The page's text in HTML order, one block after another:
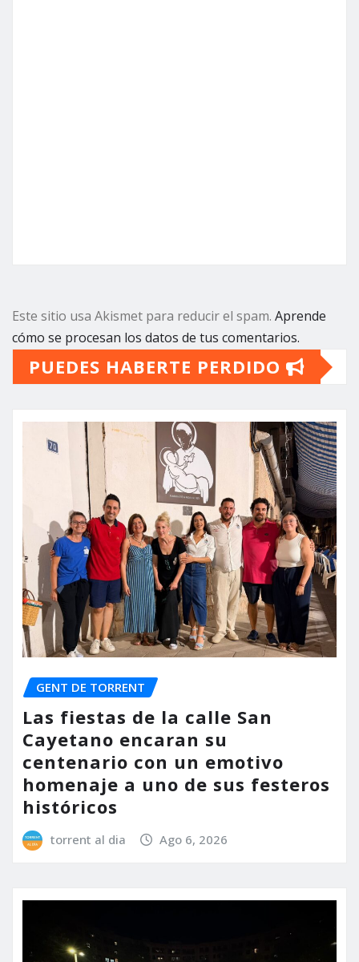
Este sitio usa Akismet para reducir el spam. Aprende
cómo se procesan los datos de tus comentarios.
PUEDES HABERTE PERDIDO
GENT DE TORRENT
Las fiestas de la calle San
Cayetano encaran su
centenario con un emotivo
homenaje a uno de sus festeros
históricos
torrent al dia Ago 6, 2026